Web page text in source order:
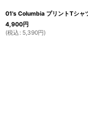
01's Columbia プリントTシャ
4,900円
(税込 : 5,390円)